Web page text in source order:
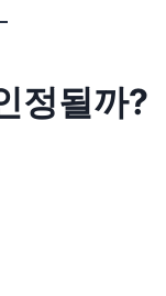
정될까?